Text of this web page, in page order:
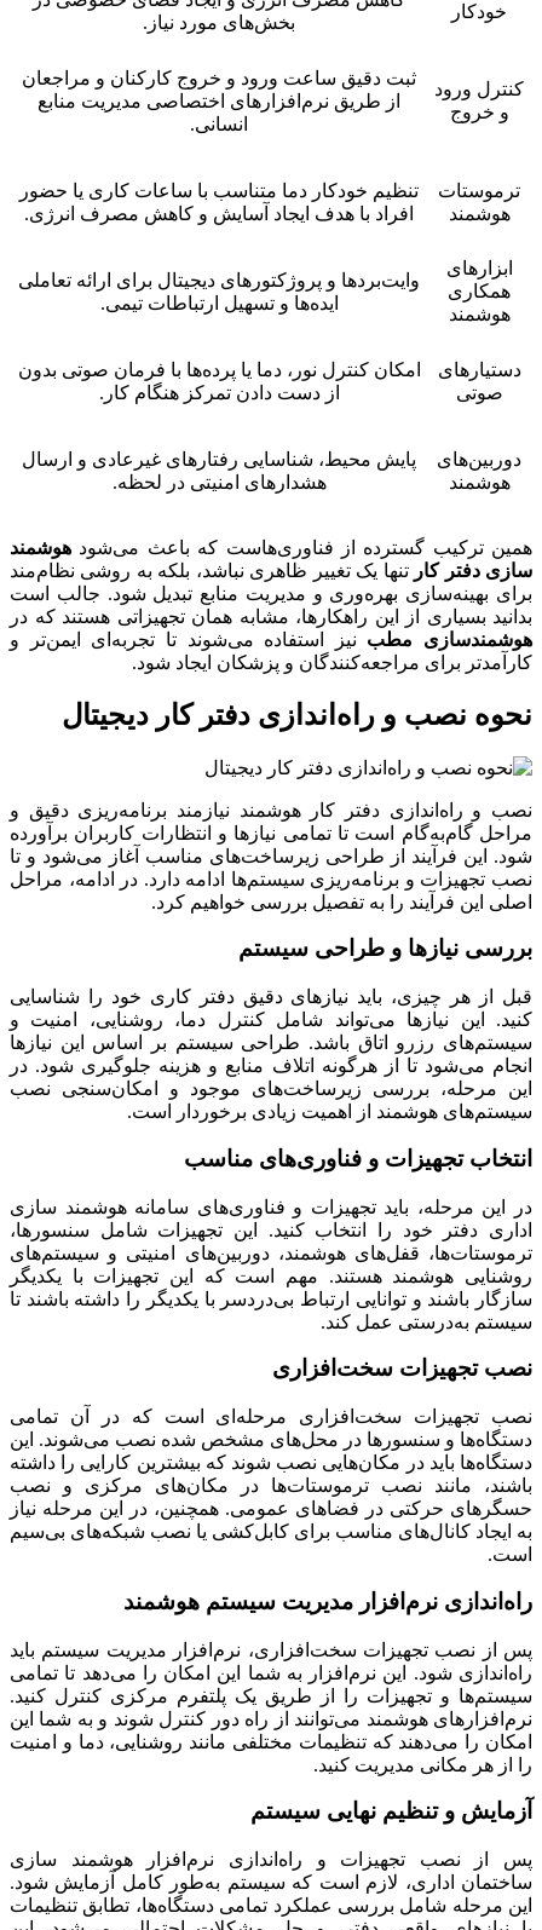
خودکار
بخش‌های مورد نیاز.
کنترل ورود
و خروج
ثبت دقیق ساعت ورود و خروج کارکنان و مراجعان
از طریق نرم‌افزارهای اختصاصی مدیریت منابع
انسانی.
ترموستات
هوشمند
تنظیم خودکار دما متناسب با ساعات کاری یا حضور
افراد با هدف ایجاد آسایش و کاهش مصرف انرژی.
ابزارهای
همکاری
هوشمند
وایت‌بردها و پروژکتورهای دیجیتال برای ارائه تعاملی
ایده‌ها و تسهیل ارتباطات تیمی.
دستیارهای
صوتی
امکان کنترل نور، دما یا پرده‌ها با فرمان صوتی بدون
از دست دادن تمرکز هنگام کار.
دوربین‌های
هوشمند
پایش محیط، شناسایی رفتارهای غیرعادی و ارسال
هشدارهای امنیتی در لحظه.
همین ترکیب گسترده از فناوری‌هاست که باعث می‌شود هوشمند
سازی دفتر کار تنها یک تغییر ظاهری نباشد، بلکه به روشی نظام‌مند
برای بهینه‌سازی بهره‌وری و مدیریت منابع تبدیل شود. جالب است
بدانید بسیاری از این راهکارها، مشابه همان تجهیزاتی هستند که در
هوشمندسازی مطب نیز استفاده می‌شوند تا تجربه‌ای ایمن‌تر و
کارآمدتر برای مراجعه‌کنندگان و پزشکان ایجاد شود.
نحوه نصب و راه‌اندازی دفتر کار دیجیتال
نصب و راه‌اندازی دفتر کار هوشمند نیازمند برنامه‌ریزی دقیق و
مراحل گام‌به‌گام است تا تمامی نیازها و انتظارات کاربران برآورده
شود. این فرآیند از طراحی زیرساخت‌های مناسب آغاز می‌شود و تا
نصب تجهیزات و برنامه‌ریزی سیستم‌ها ادامه دارد. در ادامه، مراحل
اصلی این فرآیند را به تفصیل بررسی خواهیم کرد.
بررسی نیازها و طراحی سیستم
قبل از هر چیزی، باید نیازهای دقیق دفتر کاری خود را شناسایی
کنید. این نیازها می‌تواند شامل کنترل دما، روشنایی، امنیت و
سیستم‌های رزرو اتاق باشد. طراحی سیستم بر اساس این نیازها
انجام می‌شود تا از هرگونه اتلاف منابع و هزینه جلوگیری شود. در
این مرحله، بررسی زیرساخت‌های موجود و امکان‌سنجی نصب
سیستم‌های هوشمند از اهمیت زیادی برخوردار است.
انتخاب تجهیزات و فناوری‌های مناسب
در این مرحله، باید تجهیزات و فناوری‌های سامانه هوشمند سازی
اداری دفتر خود را انتخاب کنید. این تجهیزات شامل سنسورها،
ترموستات‌ها، قفل‌های هوشمند، دوربین‌های امنیتی و سیستم‌های
روشنایی هوشمند هستند. مهم است که این تجهیزات با یکدیگر
سازگار باشند و توانایی ارتباط بی‌دردسر با یکدیگر را داشته باشند تا
سیستم به‌درستی عمل کند.
نصب تجهیزات سخت‌افزاری
نصب تجهیزات سخت‌افزاری مرحله‌ای است که در آن تمامی
دستگاه‌ها و سنسورها در محل‌های مشخص شده نصب می‌شوند. این
دستگاه‌ها باید در مکان‌هایی نصب شوند که بیشترین کارایی را داشته
باشند، مانند نصب ترموستات‌ها در مکان‌های مرکزی و نصب
حسگرهای حرکتی در فضاهای عمومی. همچنین، در این مرحله نیاز
به ایجاد کانال‌های مناسب برای کابل‌کشی یا نصب شبکه‌های بی‌سیم
است.
راه‌اندازی نرم‌افزار مدیریت سیستم هوشمند
پس از نصب تجهیزات سخت‌افزاری، نرم‌افزار مدیریت سیستم باید
راه‌اندازی شود. این نرم‌افزار به شما این امکان را می‌دهد تا تمامی
سیستم‌ها و تجهیزات را از طریق یک پلتفرم مرکزی کنترل کنید.
نرم‌افزارهای هوشمند می‌توانند از راه دور کنترل شوند و به شما این
امکان را می‌دهند که تنظیمات مختلفی مانند روشنایی، دما و امنیت
را از هر مکانی مدیریت کنید.
آزمایش و تنظیم نهایی سیستم
پس از نصب تجهیزات و راه‌اندازی نرم‌افزار هوشمند سازی
ساختمان اداری، لازم است که سیستم به‌طور کامل آزمایش شود.
این مرحله شامل بررسی عملکرد تمامی دستگاه‌ها، تطابق تنظیمات